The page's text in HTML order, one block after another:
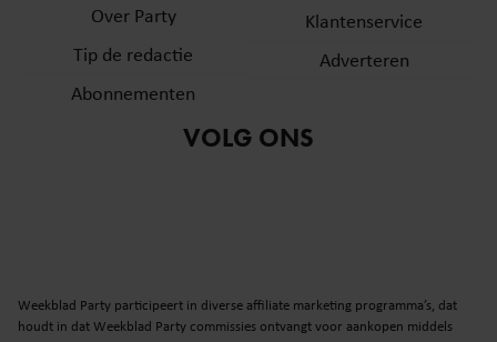
Over Party
Tip de redactie
Abonnementen
Klantenservice
Adverteren
VOLG ONS
Weekblad Party participeert in diverse affiliate marketing programma’s, dat
houdt in dat Weekblad Party commissies ontvangt voor aankopen middels